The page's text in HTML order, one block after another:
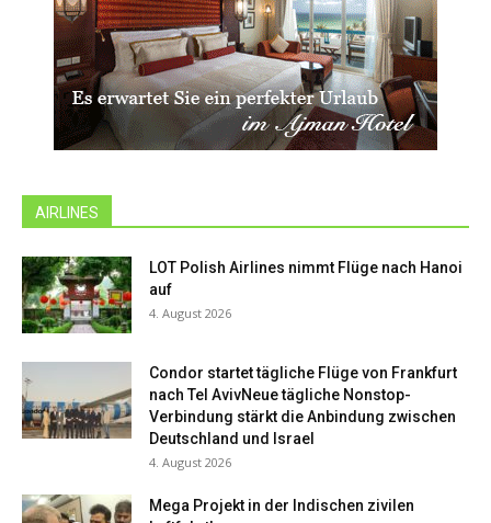
AIRLINES
LOT Polish Airlines nimmt Flüge nach Hanoi
auf
4. August 2026
Condor startet tägliche Flüge von Frankfurt
nach Tel AvivNeue tägliche Nonstop-
Verbindung stärkt die Anbindung zwischen
Deutschland und Israel
4. August 2026
Mega Projekt in der Indischen zivilen